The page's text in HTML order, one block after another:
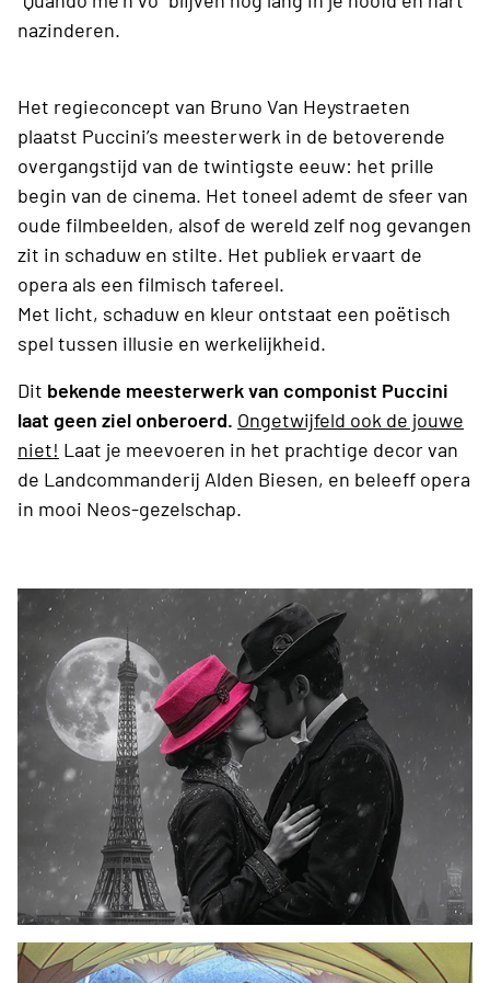
nazinderen.
Het regieconcept van Bruno Van Heystraeten
plaatst Puccini’s meesterwerk in de betoverende
overgangstijd van de twintigste eeuw: het prille
begin van de cinema. Het toneel ademt de sfeer van
oude filmbeelden, alsof de wereld zelf nog gevangen
zit in schaduw en stilte. Het publiek ervaart de
opera als een filmisch tafereel.
Met licht, schaduw en kleur ontstaat een poëtisch
spel tussen illusie en werkelijkheid.
Dit bekende meesterwerk van componist Puccini
laat geen ziel onberoerd. Ongetwijfeld ook de jouwe
niet! Laat je meevoeren in het prachtige decor van
de Landcommanderij Alden Biesen, en beleeff opera
in mooi Neos-gezelschap.